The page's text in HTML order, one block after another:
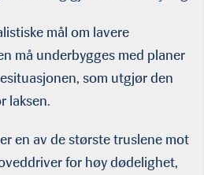
mål om lavere
må underbygges med planer
som utgjør den
laksen.
en av de største truslene mot
for høy dødelighet,